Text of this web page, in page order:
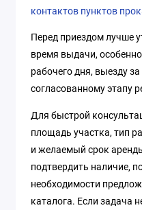
контактов пунктов
Перед приездом лучше
время выдачи,
рабочего дня, выезду
согласованному этапу
Для быстрой
площадь участка, тип
и желаемый срок
подтвердить наличие,
необходимости
каталога. Если задача